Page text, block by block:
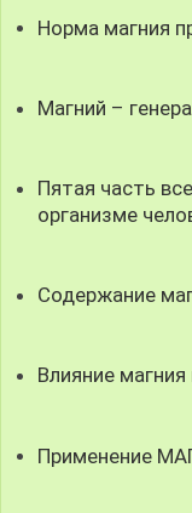
Норма магния
Магний –
Пятая часть
организме
Содержание
Влияние
Применение